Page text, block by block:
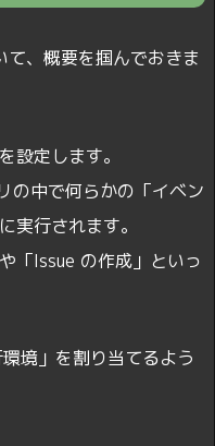
、概要を掴んでおきま
設定します。
の中で何らかの「イベン
実行されます。
「Issue の作成」といっ
境」を割り当てるよう